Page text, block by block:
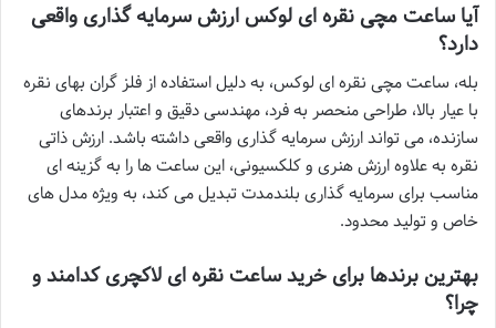
آیا ساعت مچی نقره ای لوکس ارزش سرمایه گذاری واقعی
دارد؟
بله، ساعت مچی نقره ای لوکس، به دلیل استفاده از فلز گران بهای نقره
با عیار بالا، طراحی منحصر به فرد، مهندسی دقیق و اعتبار برندهای
سازنده، می تواند ارزش سرمایه گذاری واقعی داشته باشد. ارزش ذاتی
نقره به علاوه ارزش هنری و کلکسیونی، این ساعت ها را به گزینه ای
مناسب برای سرمایه گذاری بلندمدت تبدیل می کند، به ویژه مدل های
خاص و تولید محدود.
بهترین برندها برای خرید ساعت نقره ای لاکچری کدامند و
چرا؟